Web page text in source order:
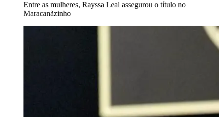
Entre as mulheres, Rayssa Leal assegurou o título no
Maracanãzinho